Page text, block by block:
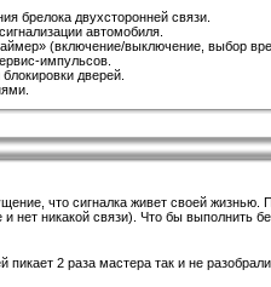
брелока двухсторонней связи.
автомобиля.
(включение/выключение, выбор
импульсов.
дверей.
что сигналка живет своей
и нет никакой связи). Что бы
пикает 2 раза мастера так и не